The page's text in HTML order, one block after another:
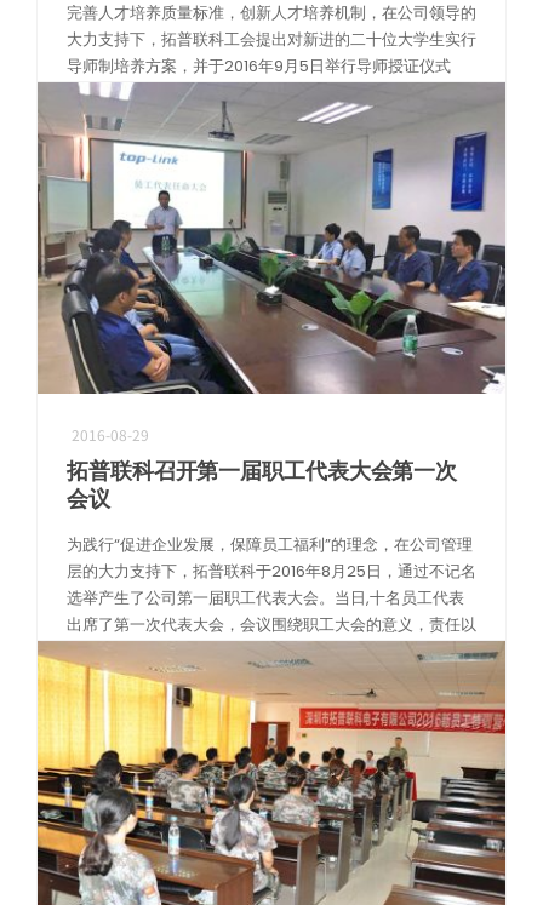
完善人才培养质量标准，创新人才培养机制，在公司领导的
大力支持下，拓普联科工会提出对新进的二十位大学生实行
导师制培养方案，并于2016年9月5日举行导师授证仪式
[…]
阅读更多
2016-08-29
拓普联科召开第一届职工代表大会第一次
会议
为践行“促进企业发展，保障员工福利”的理念，在公司管理
层的大力支持下，拓普联科于2016年8月25日，通过不记名
选举产生了公司第一届职工代表大会。当日,十名员工代表
出席了第一次代表大会，会议围绕职工大会的意义，责任以
阅读更多